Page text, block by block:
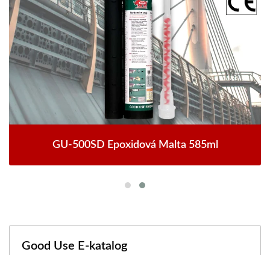
GU-500SD Epoxidová Malta 585ml
Good Use E-katalog